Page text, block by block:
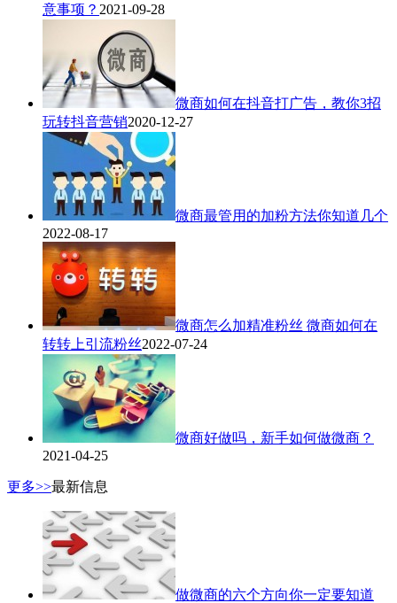
意事项？ 2021-09-28
微商如何在抖音打广告，教你3招
玩转抖音营销2020-12-27
微商最管用的加粉方法你知道几个
2022-08-17
微商怎么加精准粉丝 微商如何在
转转上引流粉丝2022-07-24
微商好做吗，新手如何做微商？
2021-04-25
更多>>最新信息
做微商的六个方向你一定要知道